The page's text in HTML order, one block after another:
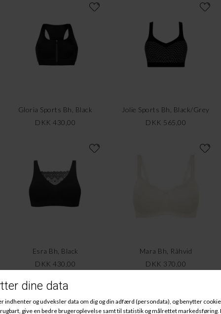
Gloria Sports Bh, Black
DKK 430,00
Jolie Sports Bh, Black/Grey
DKK 565,00
Esra Bh, Black
DKK 430,00
Mara Bh, Råhvid
DKK 370,00